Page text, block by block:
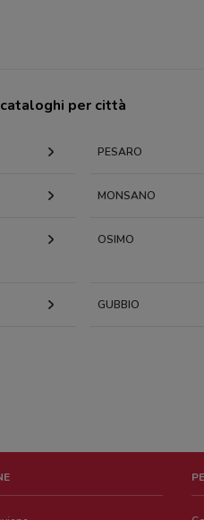
per città
PESARO
MONSANO
OSIMO
GUBBIO